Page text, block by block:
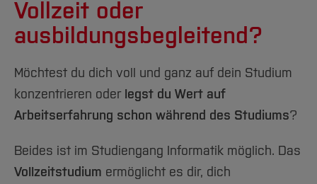
Vollzeit oder
ausbildungsbegleitend?
Möchtest du dich voll und ganz auf dein Studium
konzentrieren oder legst du Wert auf
Arbeitserfahrung schon während des Studiums?
Beides ist im Studiengang Informatik möglich. Das
Vollzeitstudium ermöglicht es dir, dich